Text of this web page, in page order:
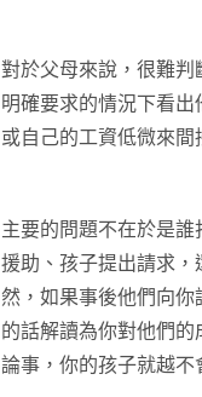
對於父母來說，很難
明確要求的情況下看
或自己的工資低微來間
主要的問題不在於是
援助、孩子提出請求
然，如果事後他們向
的話解讀為你對他們
論事，你的孩子就越不